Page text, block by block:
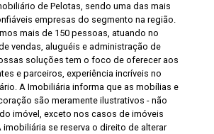
que procuram morar em uma
com segurança, boa
e fácil acesso aos principais
visita e venha
apartamento que reúne
e uma excelente
Centro de Pelotas.
de Pelotas, sendo uma das mais
empresas do segmento na região.
mais de 150 pessoas, atuando no
vendas, aluguéis e administração de
soluções tem o foco de oferecer aos
e parceiros, experiência incríveis no
A Imobiliária informa que as mobílias e
são meramente ilustrativos - não
imóvel, exceto nos casos de imóveis
se reserva o direito de alterar